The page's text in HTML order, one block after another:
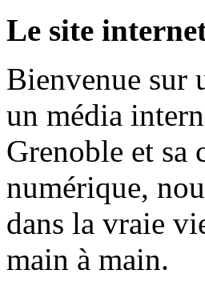
Le site
Bienvenue sur
un média
Grenoble et sa
numérique,
dans la vraie
main à main.